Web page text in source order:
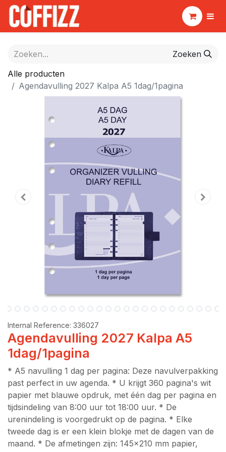
Zoeken
Alle producten
Agendavulling 2027 Kalpa A5 1dag/1pagina
Internal Reference: 336027
Agendavulling 2027 Kalpa A5
1dag/1pagina
* A5 navulling 1 dag per pagina: Deze navulverpakking
past perfect in uw agenda. * U krijgt 360 pagina's wit
papier met blauwe opdruk, met één dag per pagina en
tijdsindeling van 8:00 uur tot 18:00 uur. * De
urenindeling is voorgedrukt op de pagina. * Elke
tweede dag is er een klein blokje met de dagen van de
maand. * De afmetingen zijn: 145x210 mm papier,